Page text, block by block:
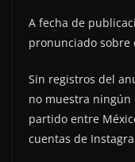
A fecha de
pronunciado sobre
Sin registros del
no muestra
partido entre
cuentas de